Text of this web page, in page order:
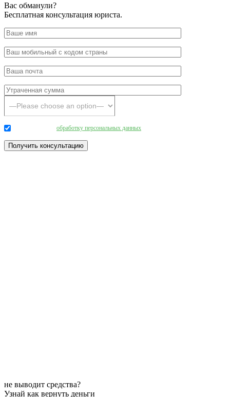
Вас обманули?
Бесплатная консультация юриста.
обработку персональных данных
не выводит средства?
Узнай как вернуть деньги